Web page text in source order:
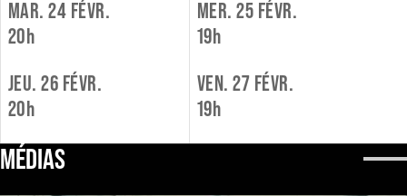
MAR. 24 FÉVR.
20h
MER. 25 FÉVR.
19h
JEU. 26 FÉVR.
20h
VEN. 27 FÉVR.
19h
MÉDIAS